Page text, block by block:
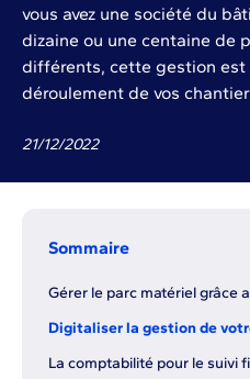
vous avez une société du
dizaine ou une centaine de
différents, cette gestion est
déroulement de vos
21/12/2022
Sommaire
Gérer le parc matériel grâce
Digitaliser la gestion de
La comptabilité pour le suivi